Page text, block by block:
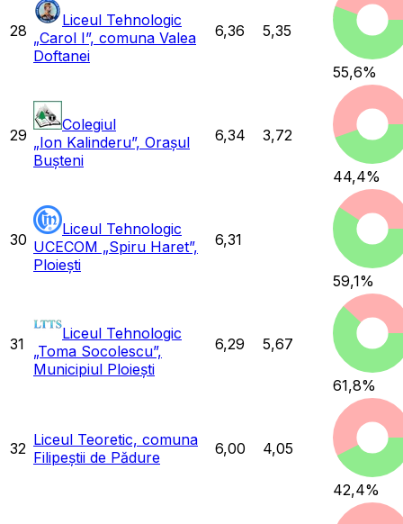
28
Liceul Tehnologic
„Carol I”, comuna Valea
Doftanei
6,36 5,35
55,6%
29
Colegiul
„Ion Kalinderu”, Orașul
Bușteni
6,34 3,72
44,4%
30
Liceul Tehnologic
UCECOM „Spiru Haret”,
Ploiești
6,31
59,1%
31
Liceul Tehnologic
„Toma Socolescu”,
Municipiul Ploiești
6,29 5,67
61,8%
32 Liceul Teoretic, comuna
Filipeștii de Pădure
6,00 4,05
42,4%